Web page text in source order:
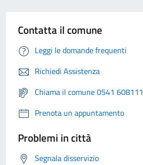
Contatta il comune
Leggi le domande frequenti
Richiedi Assistenza
Chiama il comune 0541 608111
Prenota un appuntamento
Problemi in città
Segnala disservizio